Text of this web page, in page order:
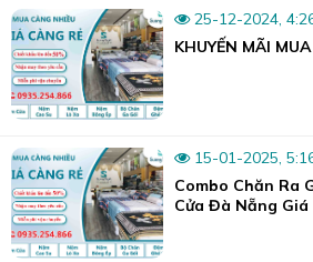
25-12-2024,
KHUYẾN MÃI
15-01-2025,
Combo Chăn Ra
Cửa Đà Nẵng Giá